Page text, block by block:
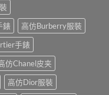
錶
高仿Burberry服裝
手錶
仿Chanel皮夹
高仿Dior服裝